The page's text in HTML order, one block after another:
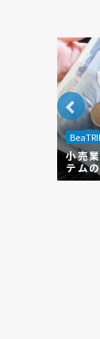
小売
テム